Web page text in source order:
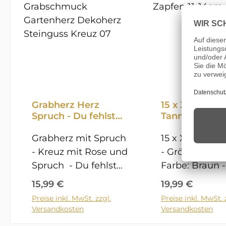
Grabherz Herz
Spruch - Du fehlst
Gartenherz
Dekoherz Steinguss
Kreuz 07
Grabherz mit Spruch
- Kreuz mit Rose und
Spruch - Du fehlst
uns- - frostfest -
Steinguss -
Steinguss schwarz ,
Regulärer Preis:
15,99 €
Preise inkl. MwSt. zzgl.
Versandkosten
In den Warenkorb
15 x XL
Tannenzapfen
Pinien Zapfen
14cm
15 x XL
- Größe 11-14
Farbe: Braun -
Naturprodukt:
in Größe und
variieren - Nur zu
Regulärer
19,99 €
Preise inkl. MwSt.
Versandkosten
In den